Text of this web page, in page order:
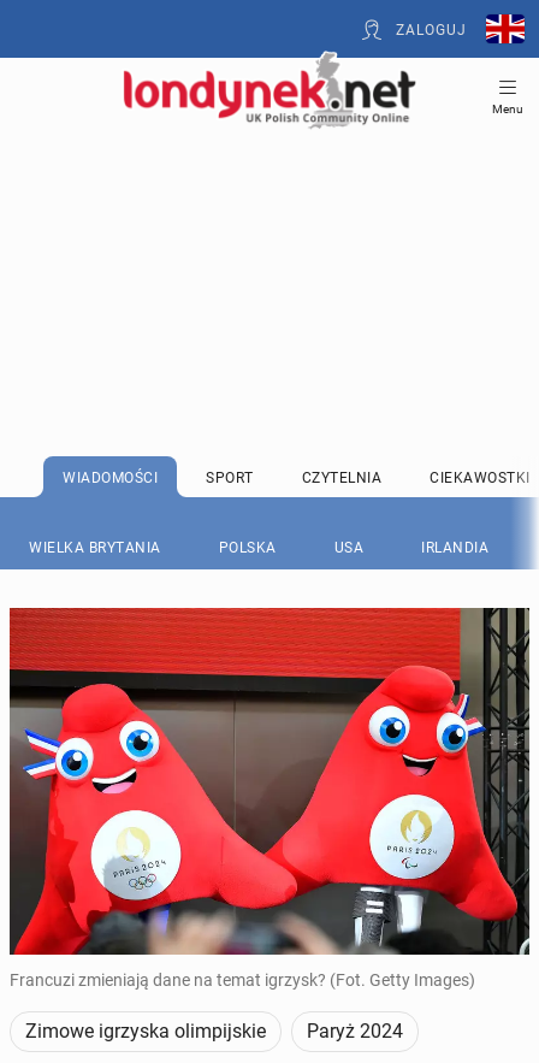
ZALOGUJ
Menu
WIADOMOŚCI SPORT CZYTELNIA CIEKAWOSTKI
WIELKA BRYTANIA POLSKA USA IRLANDIA
Francuzi zmieniają dane na temat igrzysk? (Fot. Getty Images)
Zimowe igrzyska olimpijskie Paryż 2024